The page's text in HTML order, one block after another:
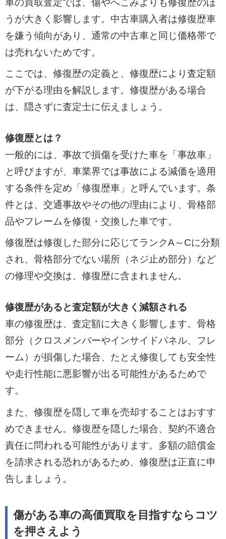
うが大きく影響します。中古車購入者は修復歴車
を嫌う傾向があり、通常の中古車と同じ価格帯で
は売れないためです。
ここでは、修復歴の定義と、修復歴により査定額
が下がる理由を解説します。修復歴がある場合
は、隠さずに査定士に伝えましょう。
修復歴とは？
一般的には、事故で損傷を受けた車を「事故車」
と呼びますが、車業界では事故による減価を適用
する条件を定め「修復歴車」と呼んでいます。条
件とは、交通事故やその他の理由により、骨格部
品やフレームを修復・交換した車です。
修復歴は修復した部分に応じてランクA～Cに分類
され、骨格部分でない場所（ネジ止め部分）など
の修理や交換は、修復歴に含まれません。
修復歴があると査定額が大きく減額される
車の修復歴は、査定額に大きく影響します。骨格
部分（クロスメンバーやインサイドパネル、フレ
ーム）が損傷した場合、たとえ修復しても安全性
や走行性能に悪影響が出る可能性があるためで
す。
また、修復歴を隠して車を売却することはおすす
めできません。修復歴を隠した場合、契約不適合
責任に問われる可能性があります。多額の賠償金
を請求される恐れがあるため、修復歴は正直に申
告しましょう。
傷がある車の高価買取を目指すならコツ
を押さえよう